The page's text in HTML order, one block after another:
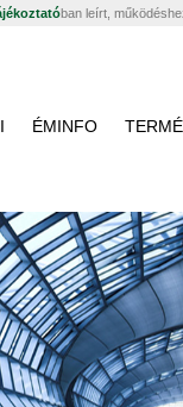
ban leírt,
ÉMINFO